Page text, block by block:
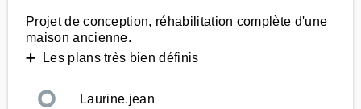
Projet de conception, réhabilitation complète d'une
maison ancienne.
➕ Les plans très bien définis
Laurine.jean